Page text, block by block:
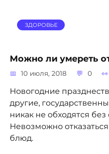
ЗДОРОВЬЕ
Можно ли умереть
10 июля, 2018 0
Новогодние
другие,
никак не обходятся
Невозможно
блюд.